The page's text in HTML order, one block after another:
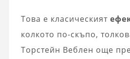
Това е класическият
колкото по-скъпо,
Торстейн Веблен още